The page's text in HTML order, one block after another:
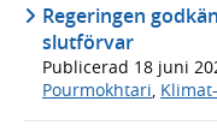
Regeringen
slutförvar
Publicerad 18 juni
Pourmokhtari,